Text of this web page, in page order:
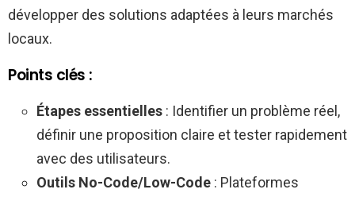
développer des solutions adaptées à leurs marchés
locaux.
Points clés :
Étapes essentielles : Identifier un problème réel,
définir une proposition claire et tester rapidement
avec des utilisateurs.
Outils No-Code/Low-Code : Plateformes